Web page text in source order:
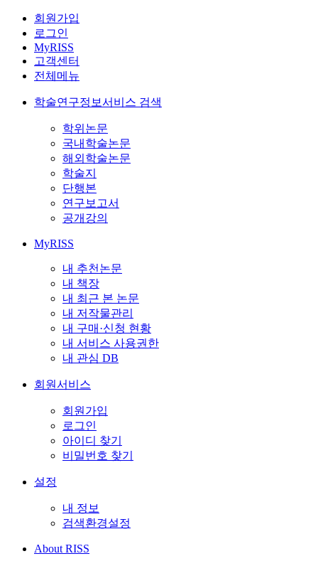
회원가입
로그인
MyRISS
고객센터
전체메뉴
학술연구정보서비스 검색
학위논문
국내학술논문
해외학술논문
학술지
단행본
연구보고서
공개강의
MyRISS
내 추천논문
내 책장
내 최근 본 논문
내 저작물관리
내 구매·신청 현황
내 서비스 사용권한
내 관심 DB
회원서비스
회원가입
로그인
아이디 찾기
비밀번호 찾기
설정
내 정보
검색환경설정
About RISS